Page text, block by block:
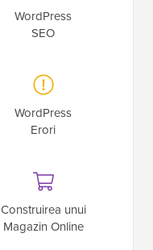
WordPress
SEO
WordPress
Erori
Construirea unui
Magazin Online